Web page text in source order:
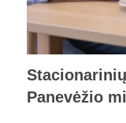
Panevėžio